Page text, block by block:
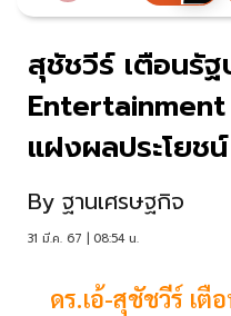
สุชัชวีร์ เตือนรั
แฝงผลประโยชน์
By ฐานเศรษฐกิจ
31 มี.ค. 67 | 08:54 น.
ดร.เอ้-สุชัชวีร์ เตื